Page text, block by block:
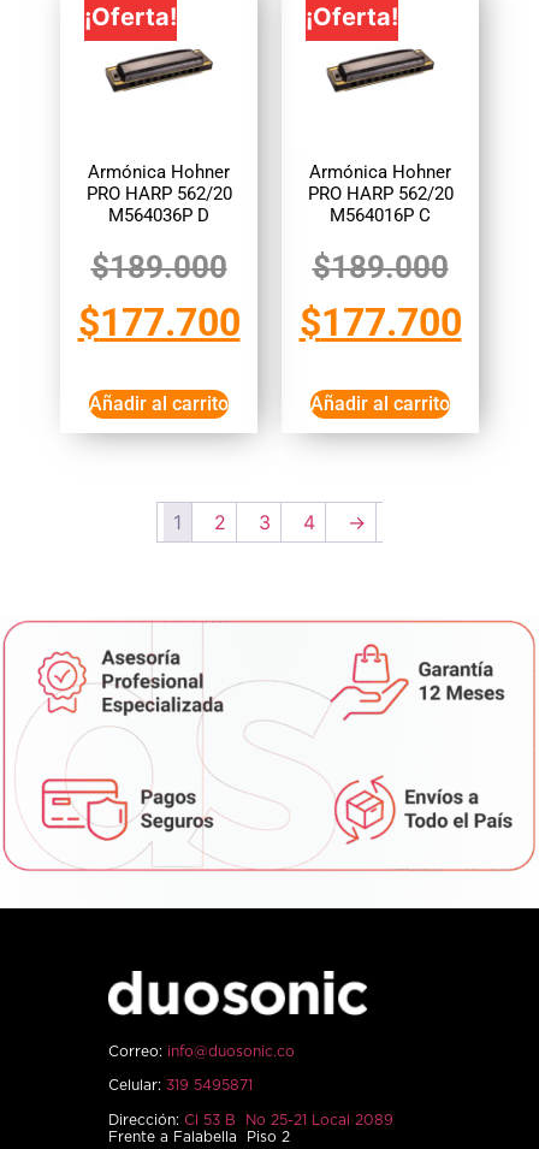
¡Oferta!
Armónica Hohner
PRO HARP 562/20
M564036P D
$189.000
$177.700
Añadir al carrito
¡Oferta!
Armónica Hohner
PRO HARP 562/20
M564016P C
$189.000
$177.700
Añadir al carrito
1 2 3 4 →
Correo: info@duosonic.co
Celular: 319 5495871
Dirección: Cl 53 B No 25-21 Local 2089
Frente a Falabella Piso 2